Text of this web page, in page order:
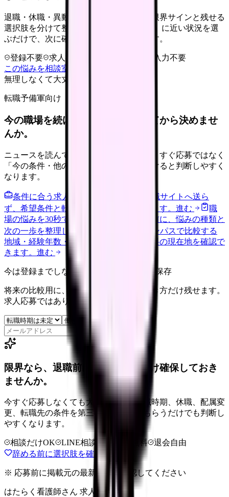
退職・休職・異動を急いで決める前に、限界サインと残せる
選択肢を分けて整理します。 「辞めたい」に近い状況を選
ぶだけで、次に確認することまで進めます。
登録不要 求人押し売りなし
病院名は入力不要
この悩みを相談室で整理する
無理しなくて大丈夫
転職予備軍向け
今の職場を続けるか、条件を比べてから決めませ
んか。
ニュースを読んで不安が強くなった時は、すぐ応募ではなく
「今の条件・他の選択肢・相談先」を分けると判断しやすく
なります。
条件に合う求人通知を受け取る
外部転職サイトへ送ら
ず、希望条件と転職時期を自社で預かります。 進む
職
場の悩みを30秒で診断
辞めるべきか迷う前に、悩みの種類と
次の一歩を整理します。
給料コンパスで比較する
地域・経験年数・施設形態から、今の給料の現在地を確認で
きます。 進む
今は登録までしない人向け: 希望条件だけ保存
将来の比較用に、転職時期と気になる働き方だけ残せます。
求人応募ではありません。
限界なら、退職前に次の逃げ道だけ確保しておき
ませんか。
今すぐ応募しなくても大丈夫です。退職時期、休職、配属変
更、転職先の条件を第三者に整理してもらうだけでも判断し
やすくなります。
相談だけOK LINE相談OK 完全無料
退会自由
辞める前に選択肢を確認する
※ 応募前に掲載元の最新情報を確認してください
はたらく看護師さん 求人